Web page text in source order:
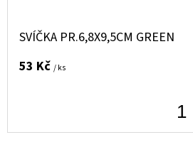
SVÍČKA PR.6,8X9,5CM GREEN
53 Kč / ks